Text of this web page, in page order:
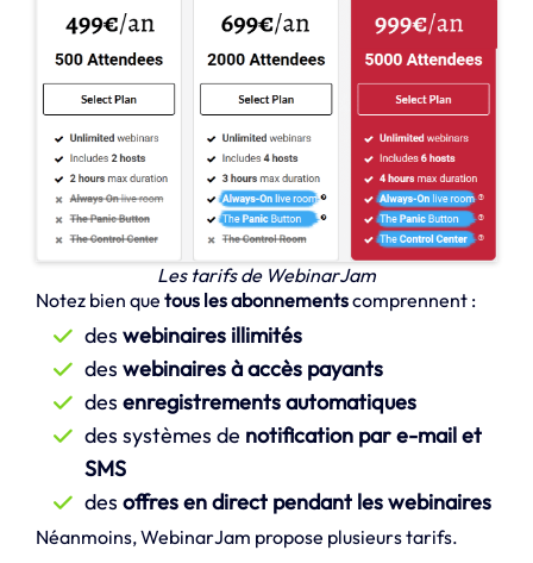
Les tarifs de WebinarJam
Notez bien que tous les abonnementscomprennent :
des webinaires illimités
des webinaires à accès payants
des enregistrements automatiques
des systèmes de notification par e-mail et
SMS
des offres en direct pendant les webinaires
Néanmoins, WebinarJam propose plusieurs tarifs.